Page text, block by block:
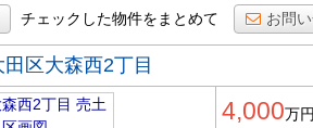
チェックした物件をまとめて お問
田区大森西2丁目
4,000万円